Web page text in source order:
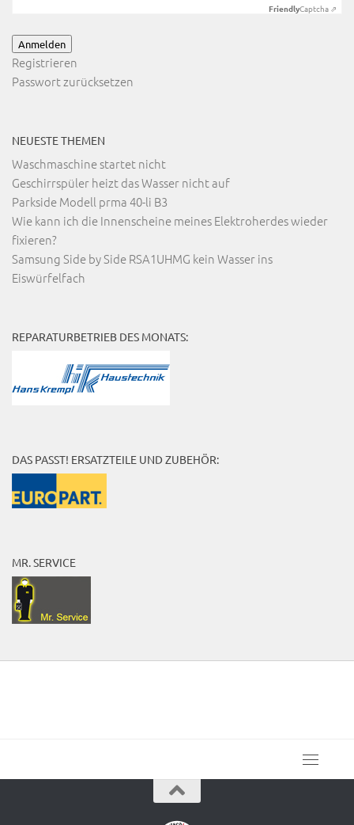
FriendlyCaptcha ⇗
Anmelden
Registrieren
Passwort zurücksetzen
NEUESTE THEMEN
Waschmaschine startet nicht
Geschirrspüler heizt das Wasser nicht auf
Parkside Modell prma 40-li B3
Wie kann ich die Innenscheine meines Elektroherdes wieder
fixieren?
Samsung Side by Side RSA1UHMG kein Wasser ins
Eiswürfelfach
REPARATURBETRIEB DES MONATS:
DAS PASST! ERSATZTEILE UND ZUBEHÖR:
MR. SERVICE